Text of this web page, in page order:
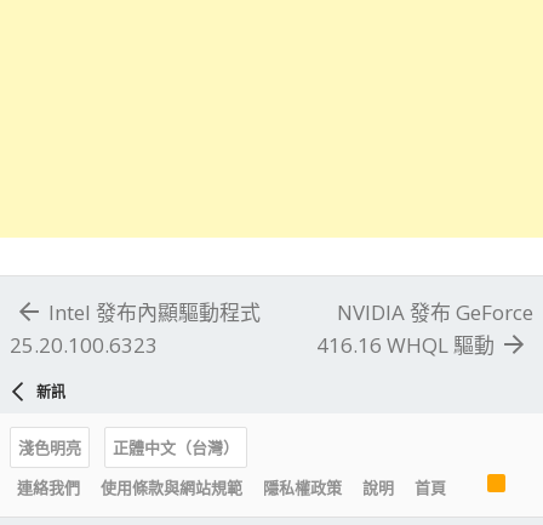
Intel 發布內顯驅動程式
25.20.100.6323
NVIDIA 發布 GeForce
416.16 WHQL 驅動
新訊
淺色明亮
正體中文（台灣）
連絡我們
使用條款與網站規範 隱私權政策 說明 首頁
R
S
S